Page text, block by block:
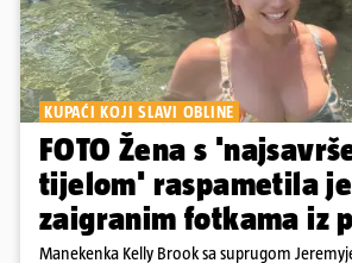
KUPAĆI KOJI SLAVI OBLINE
FOTO Žena s
tijelom' raspametila
zaigranim fotkama iz
Manekenka Kelly Brook sa suprugom